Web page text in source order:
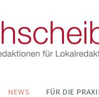
NEWS FÜR DIE